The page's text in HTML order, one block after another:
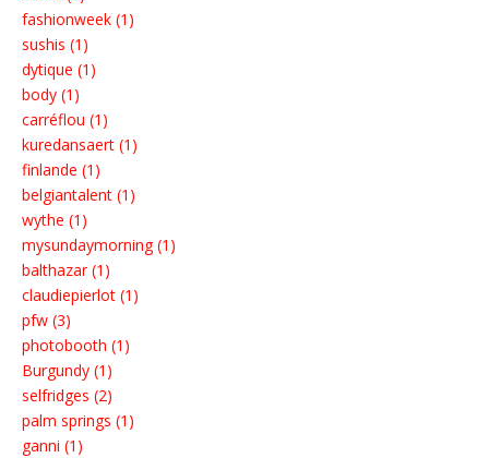
fashionweek (1)
sushis (1)
dytique (1)
body (1)
carréflou (1)
kuredansaert (1)
finlande (1)
belgiantalent (1)
wythe (1)
mysundaymorning (1)
balthazar (1)
claudiepierlot (1)
pfw (3)
photobooth (1)
Burgundy (1)
selfridges (2)
palm springs (1)
ganni (1)